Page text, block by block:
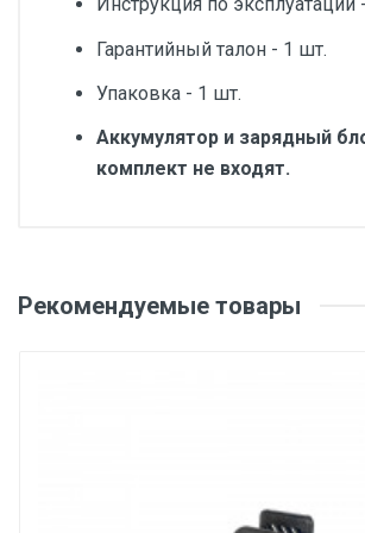
Инструкция по эксплуатации
Гарантийный талон - 1 шт.
Упаковка - 1 шт.
Аккумулятор и зарядный
комплект не входят.
Скорость движения цепи, м/сек
Рекомендуемые товары